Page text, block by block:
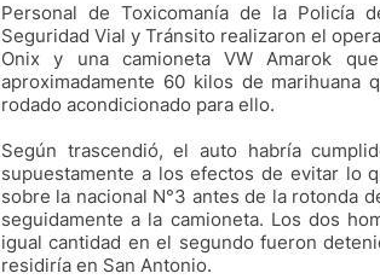
Personal de Toxicomanía de la Policía
Seguridad Vial y Tránsito realizaron el
Onix y una camioneta VW Amarok
aproximadamente 60 kilos de
rodado acondicionado para ello.
Según trascendió, el auto habría
supuestamente a los efectos de evitar lo
sobre la nacional N°3 antes de la rotonda
seguidamente a la camioneta. Los dos
igual cantidad en el segundo fueron
residiría en San Antonio.